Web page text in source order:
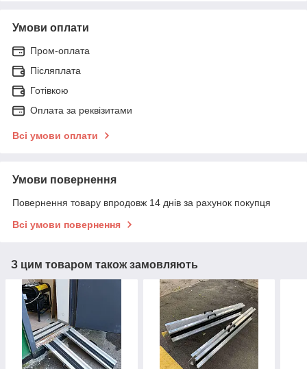
Умови оплати
Пром-оплата
Післяплата
Готівкою
Оплата за реквізитами
Всі умови оплати
Умови повернення
Повернення товару впродовж 14 днів за рахунок покупця
Всі умови повернення
З цим товаром також замовляють